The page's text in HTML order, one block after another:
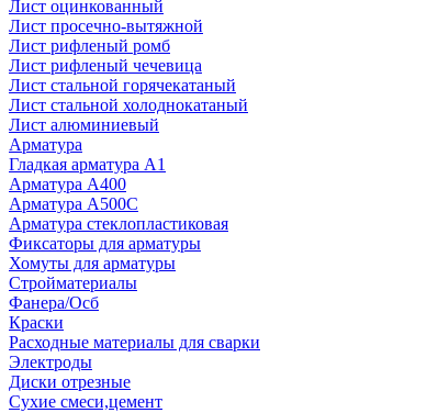
Лист оцинкованный
Лист просечно-вытяжной
Лист рифленый ромб
Лист рифленый чечевица
Лист стальной горячекатаный
Лист стальной холоднокатаный
Лист алюминиевый
Арматура
Гладкая арматура А1
Арматура А400
Арматура A500C
Арматура стеклопластиковая
Фиксаторы для арматуры
Хомуты для арматуры
Стройматериалы
Фанера/Осб
Краски
Расходные материалы для сварки
Электроды
Диски отрезные
Сухие смеси,цемент